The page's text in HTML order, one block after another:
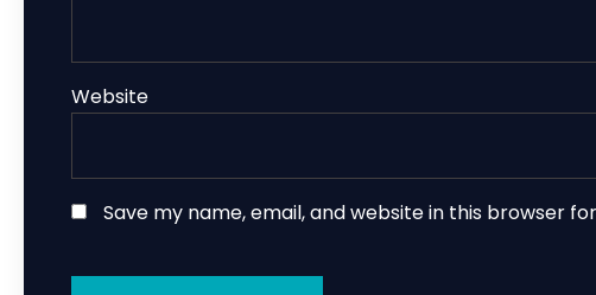
Website
Save my name, email, and website in this browser